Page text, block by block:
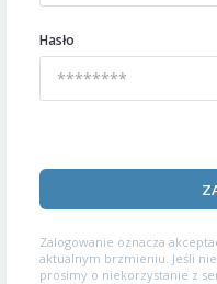
Hasło
Zalogowanie oznacza
aktualnym brzmieniu. Jeśli
prosimy o niekorzystanie z